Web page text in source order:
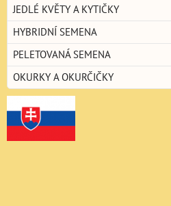
JEDLÉ KVĚTY A KYTIČKY
HYBRIDNÍ SEMENA
PELETOVANÁ SEMENA
OKURKY A OKURČIČKY